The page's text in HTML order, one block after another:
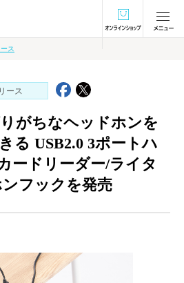
オンラインショ
ス
ース
がちなヘッドホンを
る USB2.0 3ポートハ
ードリーダー/ライタ
フックを発売